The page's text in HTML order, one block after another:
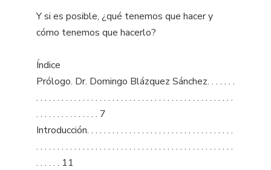
Y si es posible, ¿qué tenemos que hacer y
cómo tenemos que hacerlo?
Índice
Prólogo. Dr. Domingo Blázquez Sánchez. . . . . . .
. . . . . . . . . . . . . . . . . . . . . . . . . . . . . . . . . . . . . . . . . . . . . . .
. . . . . . . . . . . . . . . 7
Introducción. . . . . . . . . . . . . . . . . . . . . . . . . . . . . . . . . . .
. . . . . . . . . . . . . . . . . . . . . . . . . . . . . . . . . . . . . . . . . . . . . . .
. . . . . . 11